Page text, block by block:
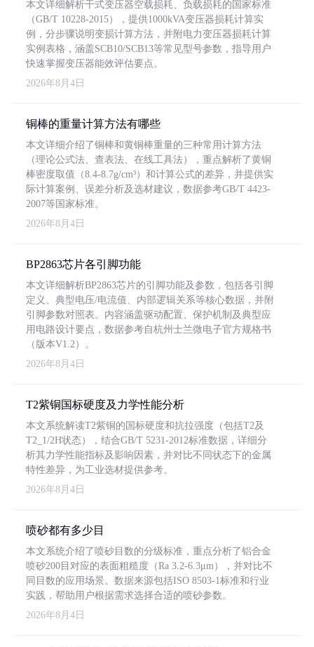
本文详细解析干式变压器空载损耗、负载损耗的国家标准
（GB/T 10228-2015），提供1000kVA变压器损耗计算实
例，分步骤说明变损计算方法，并附电力变压器损耗计算
实例表格，涵盖SCB10/SCB13等常见型号参数，指导用户
快速掌握变压器能效评估要点。
2026年8月4日
铜棒的重量计算方法有哪些
本文详细介绍了铜棒和黄铜棒重量的三种常用计算方法
（理论公式法、查表法、在线工具法），重点解析了黄铜
棒密度取值（8.4-8.7g/cm³）和计算公式的差异，并提供实
际计算案例、误差分析及选材建议，数据参考GB/T 4423-
2007等国家标准。
2026年8月4日
BP2863芯片各引脚功能
本文详细解析BP2863芯片的引脚功能及参数，包括各引脚
定义、典型电压/电流值、内部逻辑关系等核心数据，并附
引脚参数对照表。内容涵盖驱动配置、保护机制及典型应
用电路设计要点，数据参考自杭州士兰微电子官方规格书
（版本V1.2）。
2026年8月4日
T2紫铜国标硬度及力学性能分析
本文系统解读T2紫铜的国标硬度和抗拉强度（包括T2及
T2_1/2H状态），结合GB/T 5231-2012标准数据，详细分
析其力学性能指标及影响因素，并对比不同状态下的金属
特性差异，为工业选材提供参考。
2026年8月4日
喷砂都有多少目
本文系统介绍了喷砂目数的分级标准，重点分析了铝合金
喷砂200目对应的表面粗糙度（Ra 3.2-6.3μm），并对比不
同目数的应用场景。数据来源包括ISO 8503-1标准和行业
实践，帮助用户根据需求选择合适的喷砂参数。
2026年8月4日